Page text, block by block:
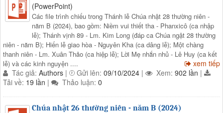
(PowerPoint)
Các file trình chiếu trong Thánh lễ Chúa nhật 28 thường niên -
năm B (2024), bao gồm: Niềm vui thiết tha - Phanxicô (ca nhập
lễ); Thánh vịnh 89 - Lm. Kim Long (đáp ca Chúa ngật 28 thường
niên - năm B); Hiến lễ giao hòa - Nguyên Kha (ca dâng lễ); Một chàng
thanh niên - Lm. Xuân Thảo (ca hiệp lễ); Lời Mẹ nhắn nhủ - Lê Huy (ca kết
lễ) và các kinh nguyện ....
xem tiếp
Tác giả: Authors | Gửi lên: 09/10/2024 | Xem: 902 lần |
Tải về: 19 lần | Thảo luận: 0
Chúa nhật 26 thường niên - năm B (2024)